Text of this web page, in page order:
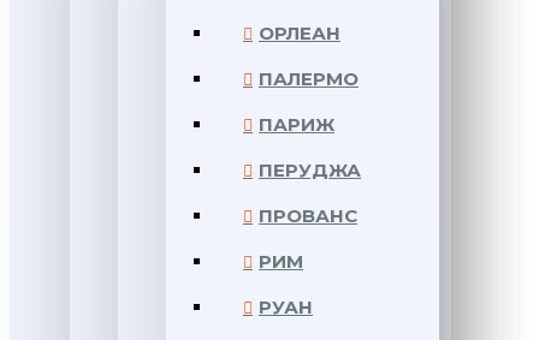
ОРЛЕАН
ПАЛЕРМО
ПАРИЖ
ПЕРУДЖА
ПРОВАНС
РИМ
РУАН